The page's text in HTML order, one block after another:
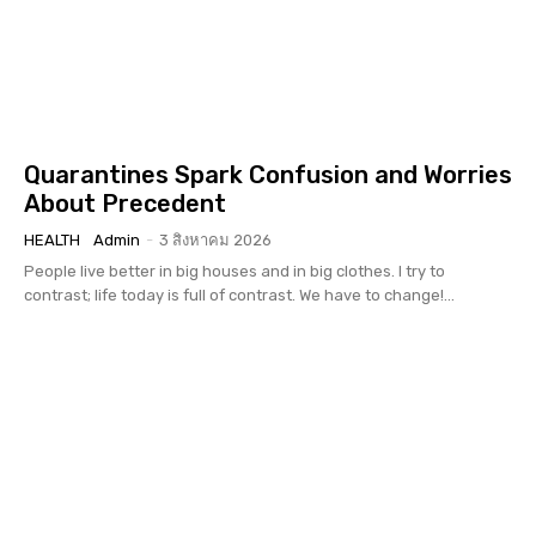
Quarantines Spark Confusion and Worries
About Precedent
HEALTH Admin - 3 สิงหาคม 2026
People live better in big houses and in big clothes. I try to
contrast; life today is full of contrast. We have to change!...